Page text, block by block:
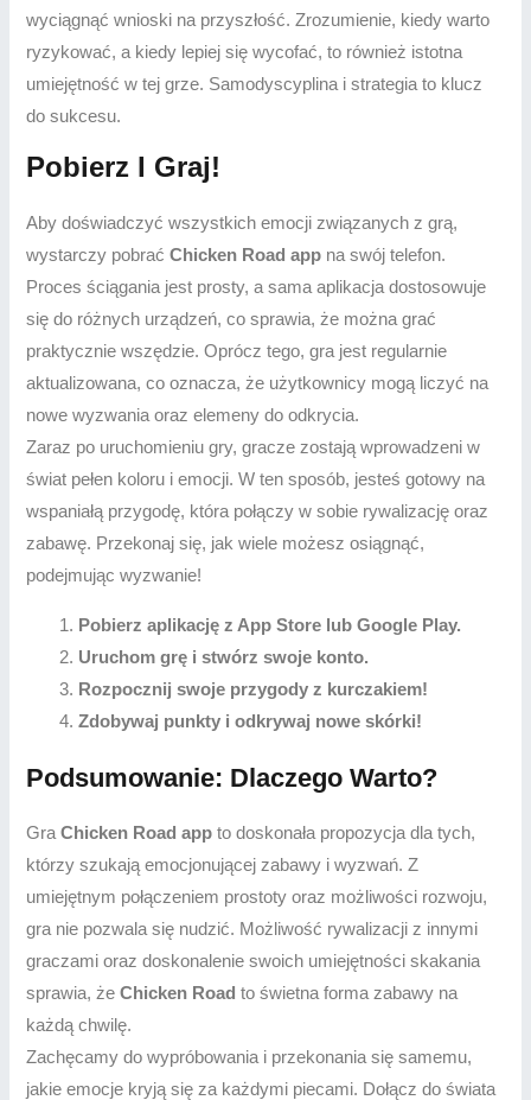
wyciągnąć wnioski na przyszłość. Zrozumienie, kiedy warto
ryzykować, a kiedy lepiej się wycofać, to również istotna
umiejętność w tej grze. Samodyscyplina i strategia to klucz
do sukcesu.
Pobierz I Graj!
Aby doświadczyć wszystkich emocji związanych z grą,
wystarczy pobraćChicken Road app na swój telefon.
Proces ściągania jest prosty, a sama aplikacja dostosowuje
się do różnych urządzeń, co sprawia, że można grać
praktycznie wszędzie. Oprócz tego, gra jest regularnie
aktualizowana, co oznacza, że użytkownicy mogą liczyć na
nowe wyzwania oraz elemeny do odkrycia.
Zaraz po uruchomieniu gry, gracze zostają wprowadzeni w
świat pełen koloru i emocji. W ten sposób, jesteś gotowy na
wspaniałą przygodę, która połączy w sobie rywalizację oraz
zabawę. Przekonaj się, jak wiele możesz osiągnąć,
podejmując wyzwanie!
Pobierz aplikację z App Store lub Google Play.
Uruchom grę i stwórz swoje konto.
Rozpocznij swoje przygody z kurczakiem!
Zdobywaj punkty i odkrywaj nowe skórki!
Podsumowanie: Dlaczego Warto?
GraChicken Road app to doskonała propozycja dla tych,
którzy szukają emocjonującej zabawy i wyzwań. Z
umiejętnym połączeniem prostoty oraz możliwości rozwoju,
gra nie pozwala się nudzić. Możliwość rywalizacji z innymi
graczami oraz doskonalenie swoich umiejętności skakania
sprawia, żeChicken Road to świetna forma zabawy na
każdą chwilę.
Zachęcamy do wypróbowania i przekonania się samemu,
jakie emocje kryją się za każdymi piecami. Dołącz do świata